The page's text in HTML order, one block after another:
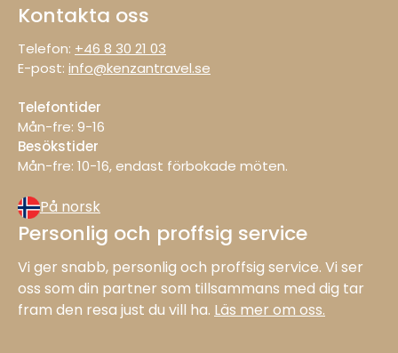
Kontakta oss
Telefon: +46 8 30 21 03
E-post: info@kenzantravel.se
Telefontider
Mån-fre: 9−16
Besökstider
Mån−fre: 10−16, endast förbokade möten.
På norsk
Personlig och proffsig service
Vi ger snabb, personlig och proffsig service. Vi ser
oss som din partner som tillsammans med dig tar
fram den resa just du vill ha. Läs mer om oss.